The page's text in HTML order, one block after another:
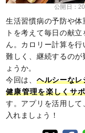
公開日：
生活習慣病の予防や
トを考えて毎日の献
ん。カロリー計算を
難しく、継続するの
ょうか。
今回は、 ヘルシーなレ
健康管理を楽しくサ
す。アプリを活用し
入れましょう！